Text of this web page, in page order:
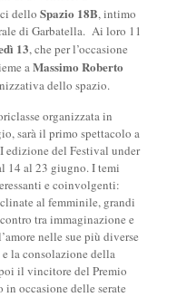
dello Spazio 18B, intimo
di Garbatella. Ai loro 11
13, che per l’occasione
aMassimo Roberto
dello spazio.
organizzata in
sarà il primo spettacolo a
edizione del Festival under
14 al 23 giugno. I temi
e coinvolgenti:
al femminile, grandi
tra immaginazione e
nelle sue più diverse
la consolazione della
il vincitore del Premio
occasione delle serate